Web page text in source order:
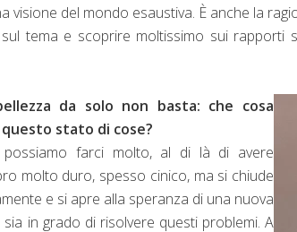
visione del mondo esaustiva. È anche la
tema e scoprire moltissimo sui rapporti
da solo non basta: che cosa
stato di cose?
farci molto, al di là di avere
molto duro, spesso cinico, ma si chiude
e si apre alla speranza di una nuova
in grado di risolvere questi problemi. A